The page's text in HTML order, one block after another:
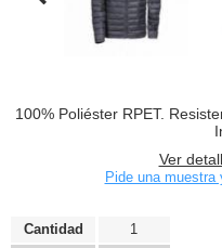
100% Poliéster RPET.
Ver
Pide una muestra
Cantidad
1